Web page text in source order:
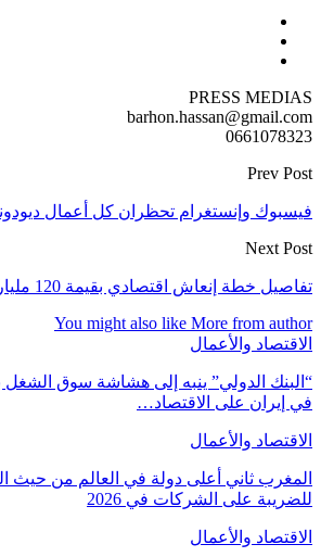
PRESS MEDIAS
barhon.hassan@gmail.com
0661078323
Prev Post
فيسبوك وإنستغرام تحظران كل أعمال
Next Post
تفاصيل خطة إنعاش اقتصادي بقيمة 120 مليار درهم
You might also like More from author
الاقتصاد والأعمال
“البنك الدولي” ينبه إلى هشاشة سوق الشغل
في إيران على الاقتصاد…
الاقتصاد والأعمال
المغرب ثاني أعلى دولة في العالم من حيث
للضريبة على الشركات في 2026
الاقتصاد والأعمال